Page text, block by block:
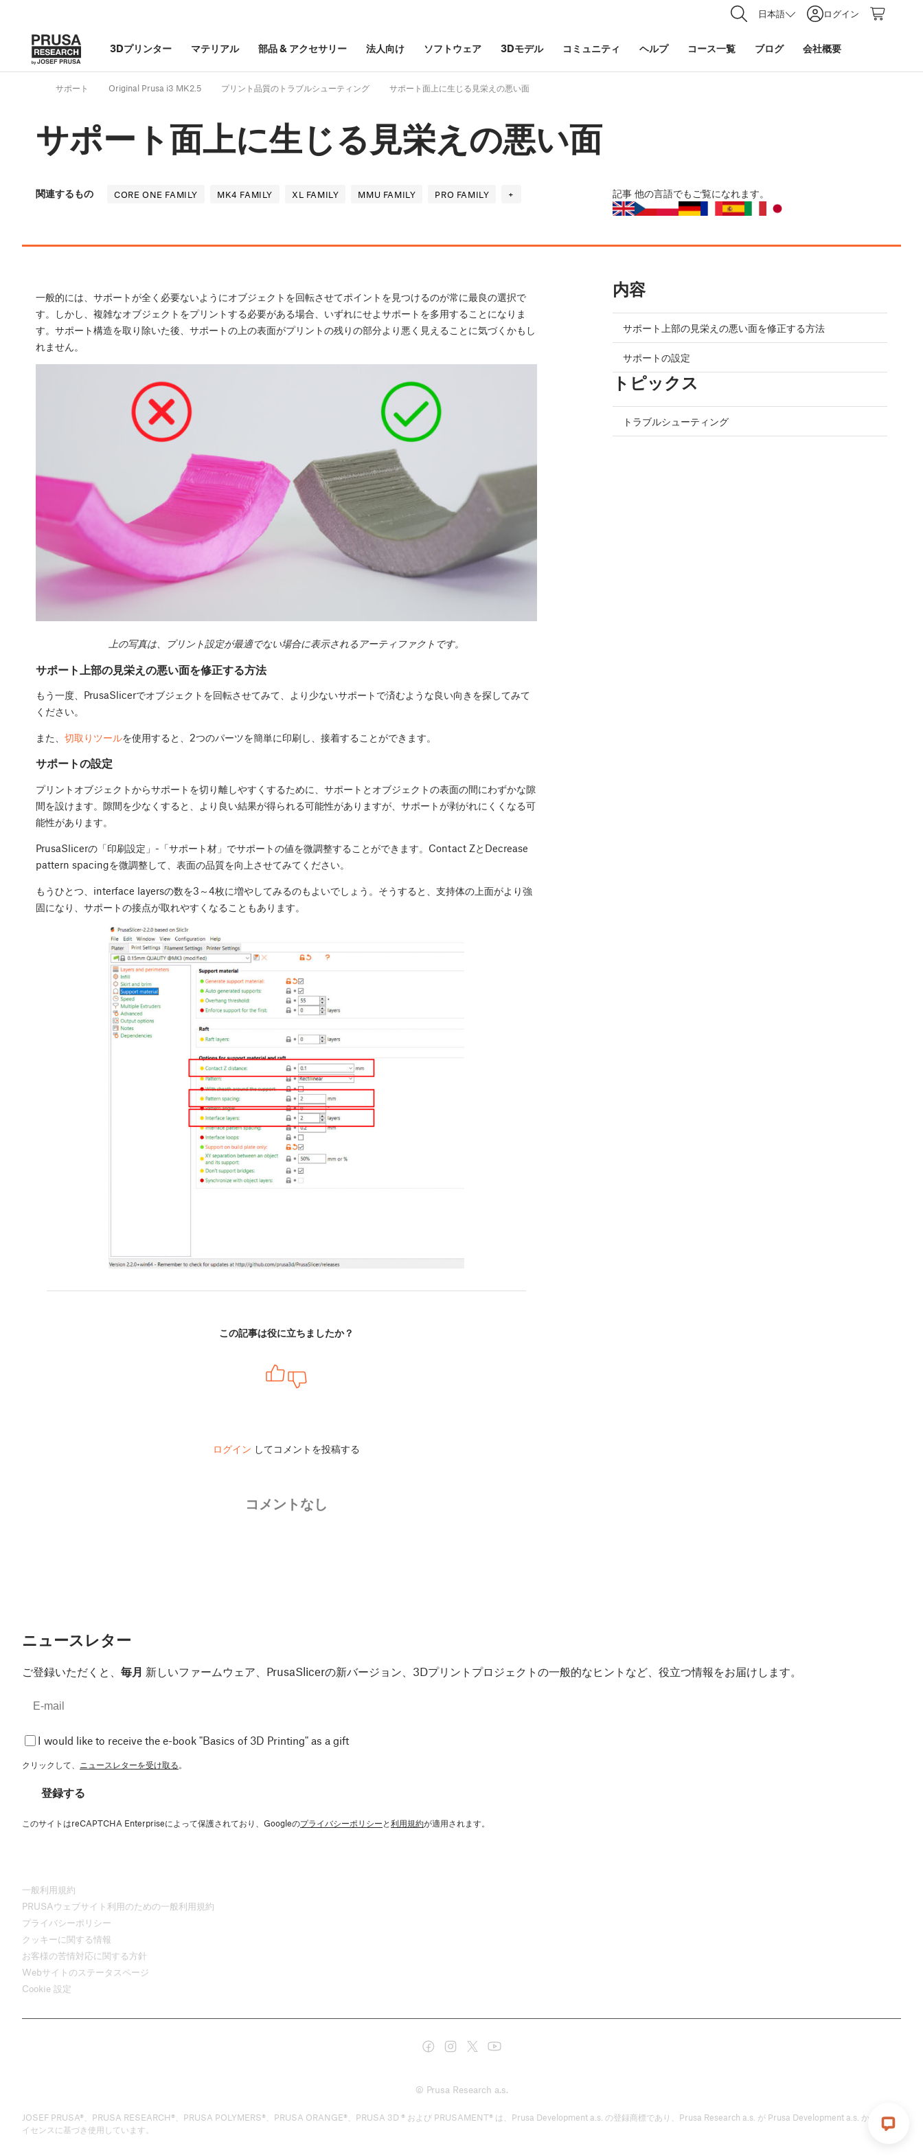
日本語 ログイン
3Dプリンター マテリアル 部品& アクセサリー 法人向け ソフトウェア 3Dモデル コミュニティ ヘルプ コース一覧 ブログ 会社概要
サポート Original Prusa i3 MK2.5 プリント品質のトラブルシューティング サポート面上に生じる見栄えの悪い面
サポート面上に生じる見栄えの悪い面
関連するもの CORE ONE FAMILY MK4 FAMILY XL FAMILY MMU FAMILY PRO FAMILY + 記事 他の言語でもご覧になれます。
一般的には、サポートが全く必要ないようにオブジェクトを回転させてポイントを見つけるのが常に最良の選択で
す。しかし、複雑なオブジェクトをプリントする必要がある場合、いずれにせよサポートを多用することになりま
す。サポート構造を取り除いた後、サポートの上の表面がプリントの残りの部分より悪く見えることに気づくかもし
れません。
上の写真は、プリント設定が最適でない場合に表示されるアーティファクトです。
サポート上部の見栄えの悪い面を修正する方法
もう一度、PrusaSlicerでオブジェクトを回転させてみて、より少ないサポートで済むような良い向きを探してみて
ください。
また、 切取りツールを使用すると、2つのパーツを簡単に印刷し、接着することができます。
サポートの設定
プリントオブジェクトからサポートを切り離しやすくするために、サポートとオブジェクトの表面の間にわずかな隙
間を設けます。隙間を少なくすると、より良い結果が得られる可能性がありますが、サポートが剥がれにくくなる可
能性があります。
PrusaSlicerの「印刷設定」-「サポート材」でサポートの値を微調整することができます。Contact ZとDecrease
pattern spacingを微調整して、表面の品質を向上させてみてください。
もうひとつ、interface layersの数を3～4枚に増やしてみるのもよいでしょう。そうすると、支持体の上面がより強
固になり、サポートの接点が取れやすくなることもあります。
この記事は役に立ちましたか？
ログイン してコメントを投稿する
コメントなし
内容
サポート上部の見栄えの悪い面を修正する方法
サポートの設定
トピックス
トラブルシューティング
ニュースレター
ご登録いただくと、 毎月 新しいファームウェア、PrusaSlicerの新バージョン、3Dプリントプロジェクトの一般的なヒントなど、役立つ情報をお届けします。
I would like to receive the e-book "Basics of 3D Printing" as a gift
クリックして、 ニュースレターを受け取る。
登録する
このサイトはreCAPTCHA Enterpriseによって保護されており、Googleのプライバシーポリシーと利用規約が適用されます。
一般利用規約
PRUSAウェブサイト利用のための一般利用規約
プライバシーポリシー
クッキーに関する情報
お客様の苦情対応に関する方針
Webサイトのステータスページ
Cookie 設定
© Prusa Research a.s.
JOSEF PRUSA®、PRUSA RESEARCH®、PRUSA POLYMERS®、PRUSA ORANGE®、PRUSA 3D ® および PRUSAMENT® は、Prusa Development a.s. の登録商標であり、Prusa Research a.s. が Prusa Development a.s. からのラ
イセンスに基づき使用しています。